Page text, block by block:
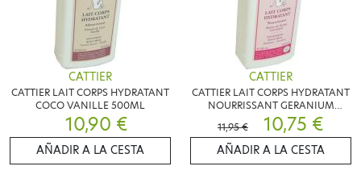
CATTIER
CATTIER LAIT CORPS HYDRATANT
COCO VANILLE 500ML
10,90 €
AÑADIR A LA CESTA
CATTIER
CATTIER LAIT CORPS HYDRATANT
NOURRISSANT GERANIUM
500ML
11,95 € 10,75 €
AÑADIR A LA CESTA